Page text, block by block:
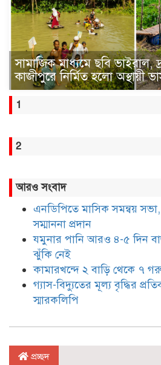
সামাজিক মাধ্যমে ছবি ভাইরাল,
কাজীপুরে নির্মিত হলো অস্থায়ী
1
2
আরও সংবাদ
এনডিপিতে মাসিক সমন্বয় সভা,
সম্মাননা প্রদান
যমুনার পানি আরও ৪-৫ দিন
ঝুঁকি নেই
কামারখন্দে ২ বাড়ি থেকে ৭
গ্যাস-বিদ্যুতের মূল্য বৃদ্ধির
স্মারকলিপি
প্রচ্ছদ